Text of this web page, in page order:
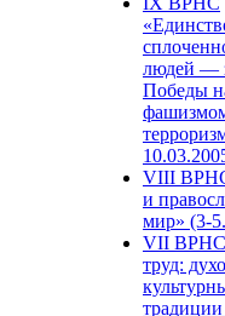
людей —
Победы
VIII
и
мир» (3-
VII ВРНС
труд: